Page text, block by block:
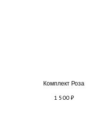
Комплект Роза
1 500 ₽